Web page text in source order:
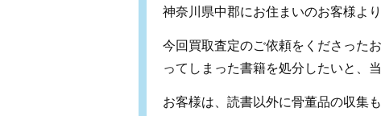
神奈川県中郡にお住まいのお客様よ
今回買取査定のご依頼をくださった
ってしまった書籍を処分したいと、
お客様は、読書以外に骨董品の収集